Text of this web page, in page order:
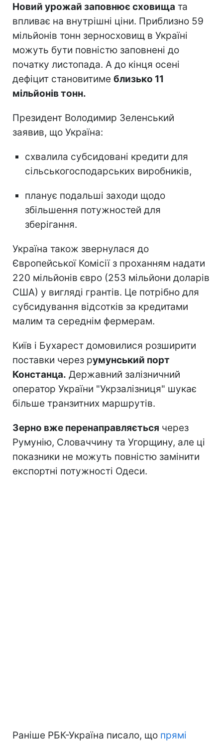
Новий урожай заповнює сховища та
впливає на внутрішні ціни. Приблизно 59
мільйонів тонн зерносховищ в Україні
можуть бути повністю заповнені до
початку листопада. А до кінця осені
дефіцит становитиме близько 11
мільйонів тонн.
Президент Володимир Зеленський
заявив, що Україна:
схвалила субсидовані кредити для
сільськогосподарських виробників,
планує подальші заходи щодо
збільшення потужностей для
зберігання.
Україна також звернулася до
Європейської Комісії з проханням надати
220 мільйонів євро (253 мільйони доларів
США) у вигляді грантів. Це потрібно для
субсидування відсотків за кредитами
малим та середнім фермерам.
Київ і Бухарест домовилися розширити
поставки через румунський порт
Констанца. Державний залізничний
оператор України "Укрзалізниця" шукає
більше транзитних маршрутів.
Зерно вже перенаправляється через
Румунію, Словаччину та Угорщину, але ці
показники не можуть повністю замінити
експортні потужності Одеси.
Раніше РБК-Україна писало, що прямі